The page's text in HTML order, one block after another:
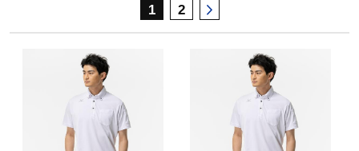
サッカー／フットサル
トレーニング
1 2